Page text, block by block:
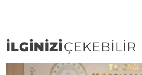
İLGİNİZİÇEKEBİLİR